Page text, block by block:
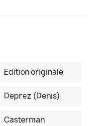
Edition originale
Deprez (Denis)
Casterman